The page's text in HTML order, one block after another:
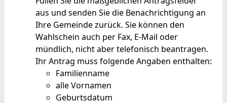
aus und senden Sie die Benachrichtigung an
Ihre Gemeinde zurück. Sie können den
Wahlschein auch per Fax, E-Mail oder
mündlich, nicht aber telefonisch beantragen.
Ihr Antrag muss folgende Angaben enthalten:
Familienname
alle Vornamen
Geburtsdatum